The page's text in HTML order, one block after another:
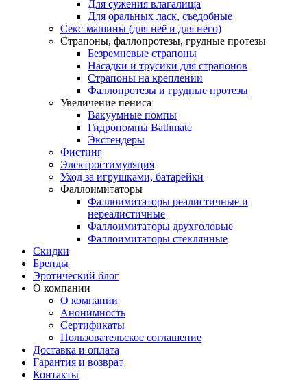
Для сужения влагалища
Для оральных ласк, съедобные
Секс-машины (для неё и для него)
Страпоны, фаллопротезы, грудные протезы
Безремневые страпоны
Насадки и трусики для страпонов
Страпоны на креплении
Фаллопротезы и грудные протезы
Увеличение пениса
Вакуумные помпы
Гидропомпы Bathmate
Экстендеры
Фистинг
Электростимуляция
Уход за игрушками, батарейки
Фаллоимитаторы
Фаллоимитаторы реалистичные и
нереалистичные
Фаллоимитаторы двухголовые
Фаллоимитаторы стеклянные
Скидки
Бренды
Эротический блог
О компании
О компании
Анонимность
Сертификаты
Пользовательское соглашение
Доставка и оплата
Гарантия и возврат
Контакты